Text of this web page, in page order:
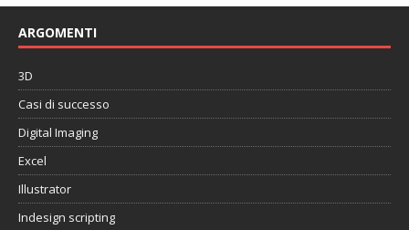
ARGOMENTI
3D
Casi di successo
Digital Imaging
Excel
Illustrator
Indesign scripting